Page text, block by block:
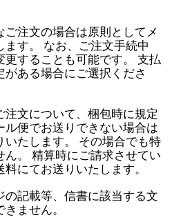
ご注文の場合は原則としてメ
す。 なお、ご注文手続中
更することも可能です。 支払
ある場合にご選択くださ
注文について、梱包時に規定
便でお送りできない場合は
いたします。 その場合でも特
ん。 精算時にご請求させてい
にてお送りいたします。
記載等、信書に該当する文
ません。